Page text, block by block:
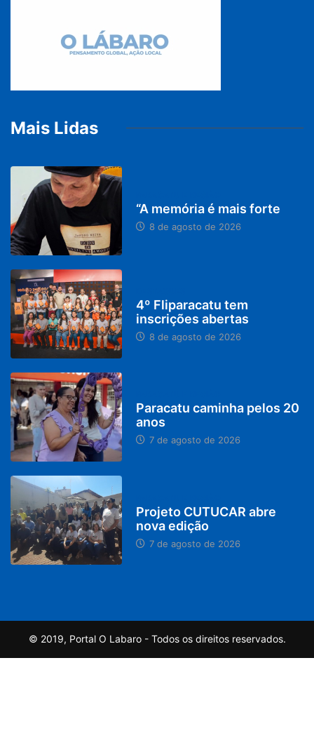
Mais Lidas
“A memória é mais forte
8 de agosto de 2026
4º Fliparacatu tem
inscrições abertas
8 de agosto de 2026
Paracatu caminha pelos 20
anos
7 de agosto de 2026
Projeto CUTUCAR abre
nova edição
7 de agosto de 2026
© 2019, Portal O Labaro - Todos os direitos reservados.